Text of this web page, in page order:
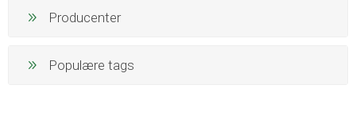
Producenter
Populære tags